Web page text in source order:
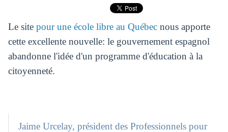
Le site pour une école libre au Québecnous apporte
cette excellente nouvelle: le gouvernement espagnol
abandonne l'idée d'un programme d'éducation à la
citoyenneté.
Jaime Urcelay, président des Professionnels pour